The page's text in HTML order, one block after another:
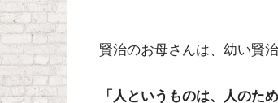
賢治のお母さんは、幼い賢
「人というものは、人のた